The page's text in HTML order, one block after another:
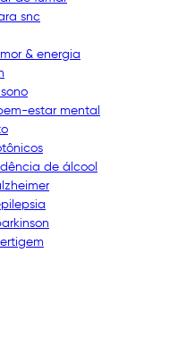
snc
& energia
estar mental
de álcool